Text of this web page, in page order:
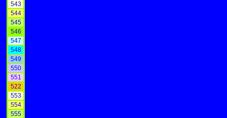
543
544
545
546
547
548
549
550
551
522
553
554
555